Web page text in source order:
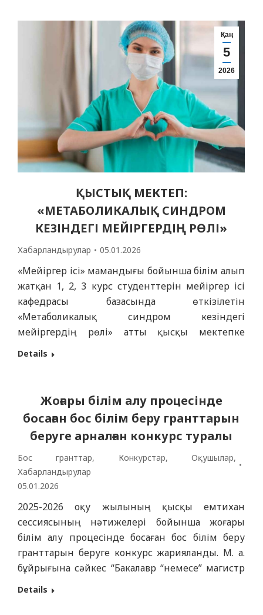
Бикажанова А. Е. Өтетін орны: морфологиялық
корпус Байланыс телефоны: 8 775…
Қаң
5
2026
ҚЫСТЫҚ МЕКТЕП:
«МЕТАБОЛИКАЛЫҚ СИНДРОМ
КЕЗІНДЕГІ МЕЙІРГЕРДІҢ РӨЛІ»
Хабарландырулар 05.01.2026
«Мейіргер ісі» мамандығы бойынша білім алып
жатқан 1, 2, 3 курс студенттерін мейіргер ісі
кафедрасы базасында өткізілетін
«Метаболикалық синдром кезіндегі
мейіргердің рөлі» атты қысқы мектепке
қатысуға шақырамыз. Оқу ұзақтығы: 19.01.2026 –
Оқуды аяқтағаннан кейін білім алушы
төмендегілерге қабілетті болады: •
метаболикалық синдромы бар науқастарға
мейіргерлік күтім көрсетуге; •…
Details
Жоғары білім алу процесінде
босаған бос білім беру гранттарын
беруге арналған конкурс туралы
Бос гранттар, Конкурстар,Оқушылар,
Хабарландырулар
05.01.2026
2025-2026 оқу жылының қысқы емтихан
сессиясының нәтижелері бойынша жоғары
білім алу процесінде босаған бос білім беру
гранттарын беруге конкурс жарияланды. М. а.
бұйрығына сәйкес “Бакалавр “немесе” магистр
“дәрежесін бере отырып, жоғары немесе
Details